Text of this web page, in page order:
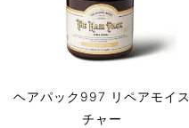
ヘアパック997 リペアモイス
チャー